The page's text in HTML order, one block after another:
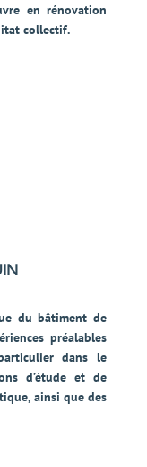
en rénovation
collectif.
du bâtiment de
préalables
dans le
d’étude et de
ainsi que des